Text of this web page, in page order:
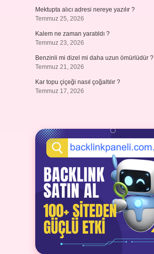
Mektupta alıcı adresi nereye yazılır ?
Temmuz 25, 2026
Kalem ne zaman yaratıldı ?
Temmuz 23, 2026
Benzinli mi dizel mi daha uzun ömürlüdür ?
Temmuz 21, 2026
Kar topu çiçeği nasıl çoğaltılır ?
Temmuz 17, 2026